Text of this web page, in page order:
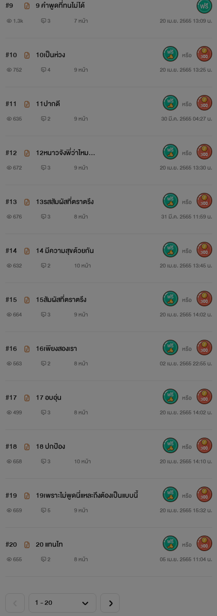
#9 9 คำพูดที่ทนไม่ได้
1.3k 3 7 หน้า 20 เม.ย. 2565 13:09 น.
#10 10เป็นห่วง
752 4 9 หน้า 20 เม.ย. 2565 13:25 น.
หรือ 300
#11 11ปากดี
635 2 9 หน้า 30 มี.ค. 2565 04:27 น.
หรือ 300
#12 12หนาวจังพี่ว่าไหม...
672 3 9 หน้า 20 เม.ย. 2565 13:30 น.
หรือ 300
#13 13รสสัมผัสที่ตราตรึง
676 3 8 หน้า 31 มี.ค. 2565 11:59 น.
หรือ 300
#14 14 มีความสุขด้วยกัน
632 2 10 หน้า 20 เม.ย. 2565 13:45 น.
หรือ 300
#15 15สัมผัสที่ตราตรึง
664 3 9 หน้า 20 เม.ย. 2565 14:02 น.
หรือ 300
#16 16เพียงสองเรา
563 2 8 หน้า 02 เม.ย. 2565 22:55 น.
หรือ 300
#17 17 อบอุ่น
499 3 8 หน้า 20 เม.ย. 2565 14:02 น.
หรือ 300
#18 18 ปกป้อง
658 3 10 หน้า 20 เม.ย. 2565 14:10 น.
หรือ 300
#19 19เพราะไม่พูดนี่แหละถึงต้องเป็นแบบนี้
659 5 9 หน้า 20 เม.ย. 2565 15:32 น.
หรือ 300
#20 20 แทนไท
655 2 8 หน้า 05 เม.ย. 2565 11:04 น.
หรือ 300